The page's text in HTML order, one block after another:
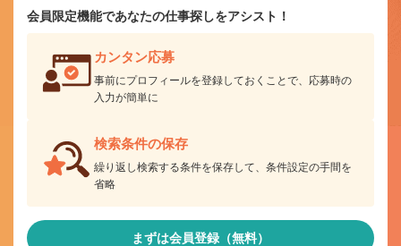
会員限定機能であなたの仕事探しをアシスト！
カンタン応募
事前にプロフィールを登録しておくことで、応募時の
入力が簡単に
検索条件の保存
繰り返し検索する条件を保存して、条件設定の手間を
省略
まずは会員登録（無料）